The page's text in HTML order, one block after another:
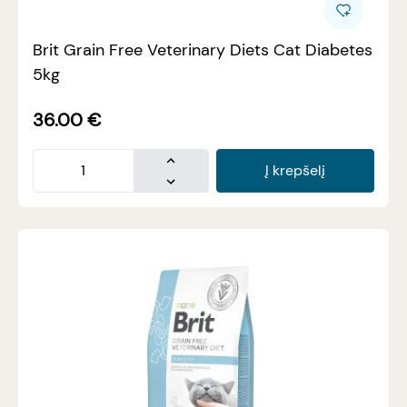
Brit Grain Free Veterinary Diets Cat Diabetes
5kg
36.00€
Į krepšelį